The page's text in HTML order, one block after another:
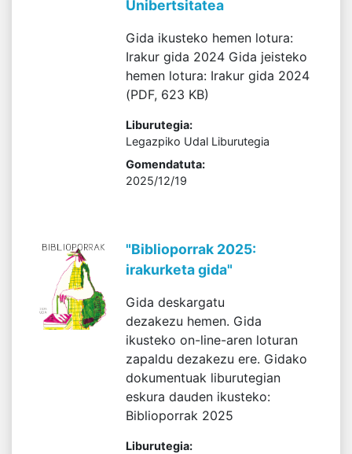
Unibertsitatea
Gida ikusteko hemen lotura:
Irakur gida 2024 Gida jeisteko
hemen lotura: Irakur gida 2024
(PDF, 623 KB)
Liburutegia:
Legazpiko Udal Liburutegia
Gomendatuta:
2025/12/19
"Biblioporrak 2025:
irakurketa gida"
Gida deskargatu
dezakezu hemen. Gida
ikusteko on-line-aren loturan
zapaldu dezakezu ere. Gidako
dokumentuak liburutegian
eskura dauden ikusteko:
Biblioporrak 2025
Liburutegia: